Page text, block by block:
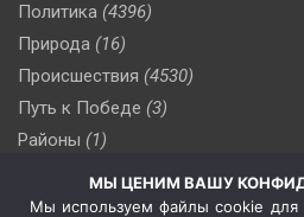
Политика (4396)
Природа (16)
Происшествия (4530)
Путь к Победе (3)
Районы (1)
(510)
Сельское хозяйство (3)
МЫ ЦЕНИМ ВАШУ
Мы используем файлы cookie для